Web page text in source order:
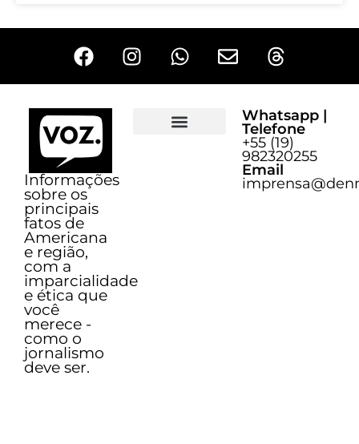
Informações
sobre os
principais
fatos de
Americana
e região,
com a
imparcialidade
e ética que
você
merece -
como o
jornalismo
deve ser.
Whatsapp |
Telefone
+55 (19)
982320255
Email